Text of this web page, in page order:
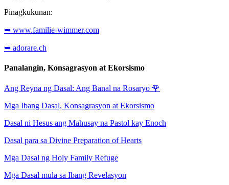
Pinagkukunan:
➥ www.familie-wimmer.com
➥ adorare.ch
Panalangin, Konsagrasyon at Ekorsismo
Ang Reyna ng Dasal: Ang Banal na Rosaryo 🌹
Mga Ibang Dasal, Konsagrasyon at Ekorsismo
Dasal ni Hesus ang Mahusay na Pastol kay Enoch
Dasal para sa Divine Preparation of Hearts
Mga Dasal ng Holy Family Refuge
Mga Dasal mula sa Ibang Revelasyon